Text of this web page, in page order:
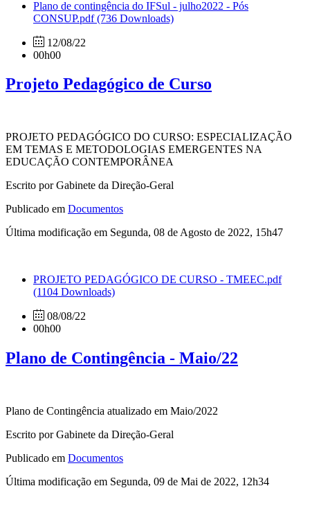
Plano de contingência do IFSul - julho2022 - Pós
CONSUP.pdf(736 Downloads)
12/08/22
00h00
Projeto Pedagógico de Curso
PROJETO PEDAGÓGICO DO CURSO: ESPECIALIZAÇÃO
EM TEMAS E METODOLOGIAS EMERGENTES NA
EDUCAÇÃO CONTEMPORÂNEA
Escrito por Gabinete da Direção-Geral
Publicado em Documentos
Última modificação em Segunda, 08 de Agosto de 2022, 15h47
PROJETO PEDAGÓGICO DE CURSO - TMEEC.pdf
(1104 Downloads)
08/08/22
00h00
Plano de Contingência - Maio/22
Plano de Contingência atualizado em Maio/2022
Escrito por Gabinete da Direção-Geral
Publicado em Documentos
Última modificação em Segunda, 09 de Mai de 2022, 12h34